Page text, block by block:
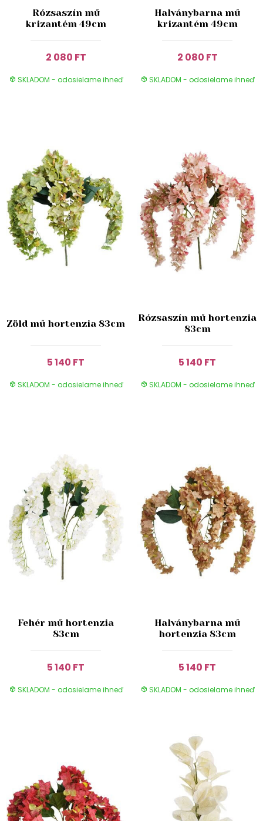
Rózsaszín mű
krizantém 49cm
2 080 FT
SKLADOM - odosielame ihneď
Halványbarna mű
krizantém 49cm
2 080 FT
SKLADOM - odosielame ihneď
Zöld mű hortenzia 83cm
5 140 FT
SKLADOM - odosielame ihneď
Rózsaszín mű hortenzia
83cm
5 140 FT
SKLADOM - odosielame ihneď
Fehér mű hortenzia
83cm
5 140 FT
SKLADOM - odosielame ihneď
Halványbarna mű
hortenzia 83cm
5 140 FT
SKLADOM - odosielame ihneď